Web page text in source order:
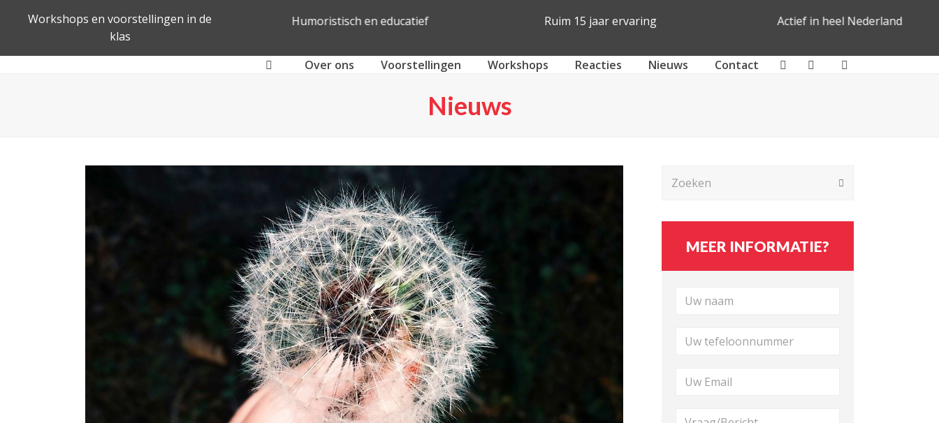
Humoristisch en educatief Ruim 15 jaar ervaring Actief in heel Nederland
Interactief theater voor en met
Over ons
Voorstellingen Workshops Reacties Nieuws Contact
Nieuws
MEER INFORMATIE?